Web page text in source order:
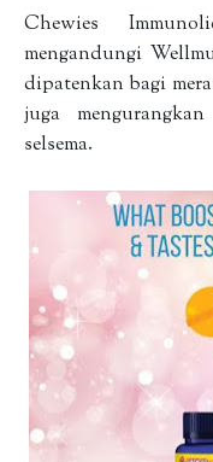
Chewies
mengandungi
dipatenkan bagi
juga
selsema.